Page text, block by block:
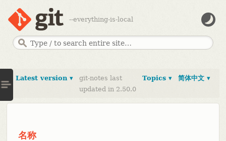
--everything-is-local
简体中文 ▾
Topics ▾
Latest version ▾
git-notes last
updated in 2.50.0
名称